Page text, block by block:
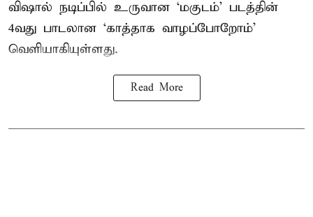
விஷால் நடிப்பில் உருவான ‘மகுடம்’ படத்தின்
4வது பாடலான ‘காத்தாக வாழப்போறோம்’
வெளியாகியுள்ளது.
Read More